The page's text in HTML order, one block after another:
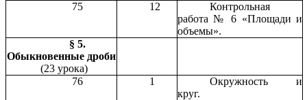
75
12
Контрольная
работа № 6 «Площади и
объемы».
§ 5.
Обыкновенные дроби
(23 урока)
76
1
Окружность и
круг.